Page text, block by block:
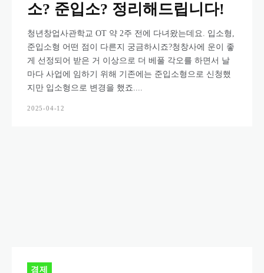
소? 준입소? 정리해드립니다!
청년창업사관학교 OT 약 2주 전에 다녀왔는데요. 입소형,
준입소형 어떤 점이 다른지 궁금하시죠?청창사에 운이 좋
게 선정되어 받은 거 이상으로 더 베풀 각오를 하면서 날
마다 사업에 임하기 위해 기존에는 준입소형으로 신청했
지만 입소형으로 변경을 했죠....
2025-04-12
경제